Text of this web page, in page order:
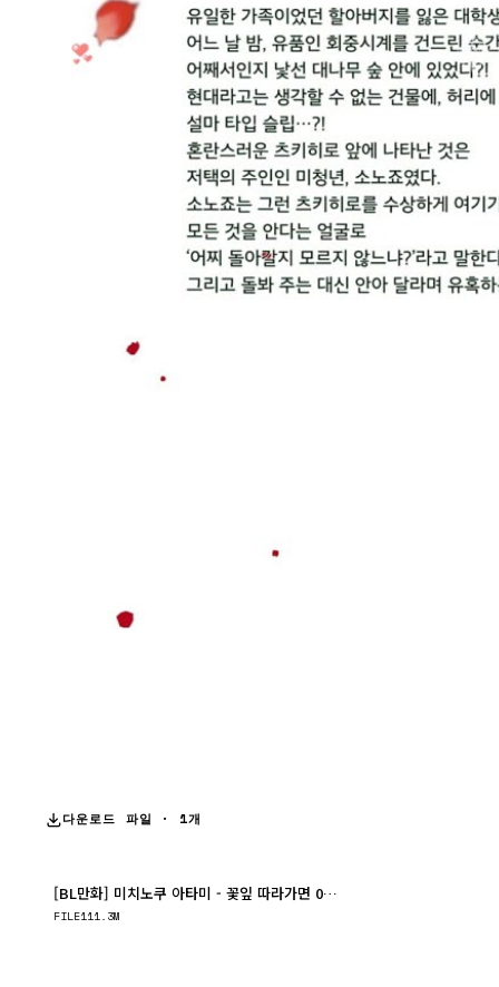
다운로드 파일 · 1개
[BL만화] 미치노쿠 아타미 - 꽃잎 따라가면 01권. 하[냥면]
FILE111.3M